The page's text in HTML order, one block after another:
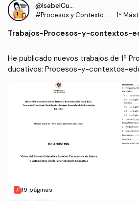
@IsabelCuesta
#Procesos y Contextos
· 1º
aria
onal y
Trabajos-Procesos-y-contextos-
He publicado nuevos trabajos de 1º
ducativos: Procesos-y-contextos-
19 páginas